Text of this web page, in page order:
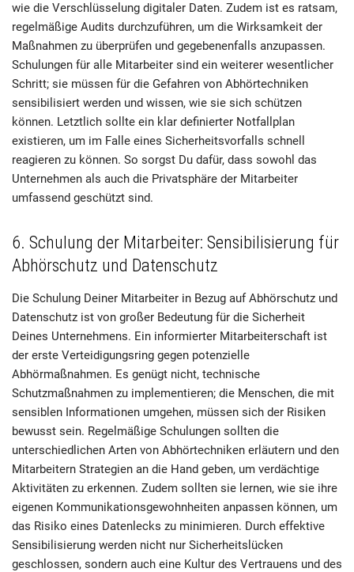
wie die Verschlüsselung digitaler Daten. Zudem ist es ratsam,
regelmäßige Audits durchzuführen, um die Wirksamkeit der
Maßnahmen zu überprüfen und gegebenenfalls anzupassen.
Schulungen für alle Mitarbeiter sind ein weiterer wesentlicher
Schritt; sie müssen für die Gefahren von Abhörtechniken
sensibilisiert werden und wissen, wie sie sich schützen
können. Letztlich sollte ein klar definierter Notfallplan
existieren, um im Falle eines Sicherheitsvorfalls schnell
reagieren zu können. So sorgst Du dafür, dass sowohl das
Unternehmen als auch die Privatsphäre der Mitarbeiter
umfassend geschützt sind.
6. Schulung der Mitarbeiter: Sensibilisierung für
Abhörschutz und Datenschutz
Die Schulung Deiner Mitarbeiter in Bezug auf Abhörschutz und
Datenschutz ist von großer Bedeutung für die Sicherheit
Deines Unternehmens. Ein informierter Mitarbeiterschaft ist
der erste Verteidigungsring gegen potenzielle
Abhörmaßnahmen. Es genügt nicht, technische
Schutzmaßnahmen zu implementieren; die Menschen, die mit
sensiblen Informationen umgehen, müssen sich der Risiken
bewusst sein. Regelmäßige Schulungen sollten die
unterschiedlichen Arten von Abhörtechniken erläutern und den
Mitarbeitern Strategien an die Hand geben, um verdächtige
Aktivitäten zu erkennen. Zudem sollten sie lernen, wie sie ihre
eigenen Kommunikationsgewohnheiten anpassen können, um
das Risiko eines Datenlecks zu minimieren. Durch effektive
Sensibilisierung werden nicht nur Sicherheitslücken
geschlossen, sondern auch eine Kultur des Vertrauens und des